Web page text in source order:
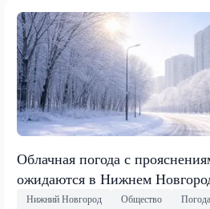
Облачная погода с
ожидаются в Нижнем
Нижний Новгород Общество Погода